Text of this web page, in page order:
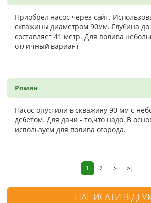
Приобрел насос через сайт.
скважины диаметром 90мм. Глубина до
составляет 41 метр. Для полива
отличный вариант
Роман
Насос опустили в скважину 90 мм с
дебетом. Для дачи - то,что надо. В
используем для полива огорода.
1 2 > >|
НАПИСАТИ